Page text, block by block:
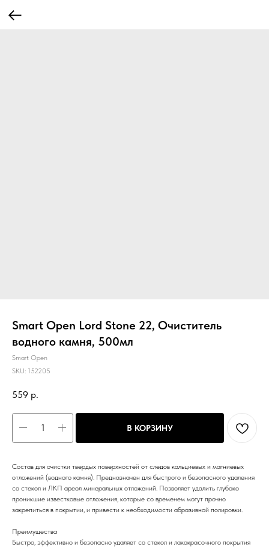
Smart Open Lord Stone 22, Очиститель
водного камня, 500мл
Smart Open
SKU: 152205
559 р.
В КОРЗИНУ
Состав для очистки твердых поверхностей от следов кальциевых и магниевых
отложений (водного камня). Предназначен для быстрого и безопасного удаления
со стекол и ЛКП ареол минеральных отложений. Позволяет удалить глубоко
проникшие известковые отложения, которые со временем могут прочно
закрепиться в покрытии, и привести к необходимости абразивной полировки.
Преимущества
Быстро, эффективно и безопасно удаляет со стекол и лакокрасочного покрытия